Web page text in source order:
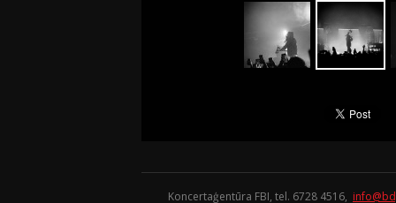
Koncertaģentūra FBI, tel. 6728 4516,